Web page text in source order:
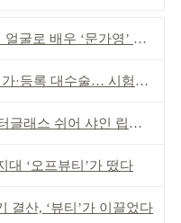
로 배우 ‘문가영’ 발탁
대수술… 시험자료 공용 허용
스 쉬어 샤인 립스틱’ 출시
대 ‘오프뷰티’가 떴다
결산, ‘뷰티’가 이끌었다